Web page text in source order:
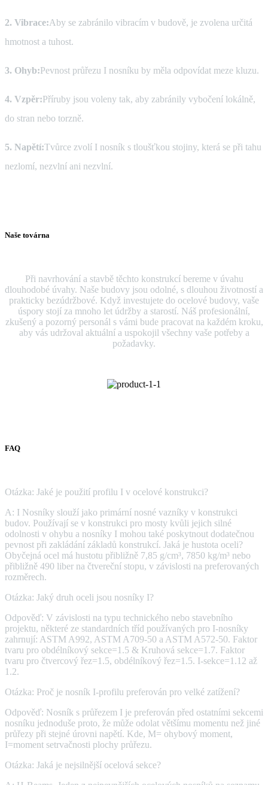
2. Vibrace:Aby se zabránilo vibracím v budově, je zvolena určitá
hmotnost a tuhost.
3. Ohyb:Pevnost průřezu I nosníku by měla odpovídat meze kluzu.
4. Vzpěr:Příruby jsou voleny tak, aby zabránily vybočení lokálně,
do stran nebo torzně.
5. Napětí:Tvůrce zvolí I nosník s tloušťkou stojiny, která se při tahu
nezlomí, nezvlní ani nezvlní.
Naše továrna
Při navrhování a stavbě těchto konstrukcí bereme v úvahu
dlouhodobé úvahy. Naše budovy jsou odolné, s dlouhou životností a
prakticky bezúdržbové. Když investujete do ocelové budovy, vaše
úspory stojí za mnoho let údržby a starostí. Náš profesionální,
zkušený a pozorný personál s vámi bude pracovat na každém kroku,
aby vás udržoval aktuální a uspokojil všechny vaše potřeby a
požadavky.
FAQ
Otázka: Jaké je použití profilu I v ocelové konstrukci?
A: I Nosníky slouží jako primární nosné vazníky v konstrukci
budov. Používají se v konstrukci pro mosty kvůli jejich silné
odolnosti v ohybu a nosníky I mohou také poskytnout dodatečnou
pevnost při zakládání základů konstrukcí. Jaká je hustota oceli?
Obyčejná ocel má hustotu přibližně 7,85 g/cm³, 7850 kg/m³ nebo
přibližně 490 liber na čtvereční stopu, v závislosti na preferovaných
rozměrech.
Otázka: Jaký druh oceli jsou nosníky I?
Odpověď: V závislosti na typu technického nebo stavebního
projektu, některé ze standardních tříd používaných pro I-nosníky
zahrnují: ASTM A992, ASTM A709-50 a ASTM A572-50. Faktor
tvaru pro obdélníkový sekce=1.5 & Kruhová sekce=1.7. Faktor
tvaru pro čtvercový řez=1.5, obdélníkový řez=1.5. I-sekce=1.12 až
1.2.
Otázka: Proč je nosník I-profilu preferován pro velké zatížení?
Odpověď: Nosník s průřezem I je preferován před ostatními sekcemi
nosníku jednoduše proto, že může odolat většímu momentu než jiné
průřezy při stejné úrovni napětí. Kde, M= ohybový moment,
I=moment setrvačnosti plochy průřezu.
Otázka: Jaká je nejsilnější ocelová sekce?